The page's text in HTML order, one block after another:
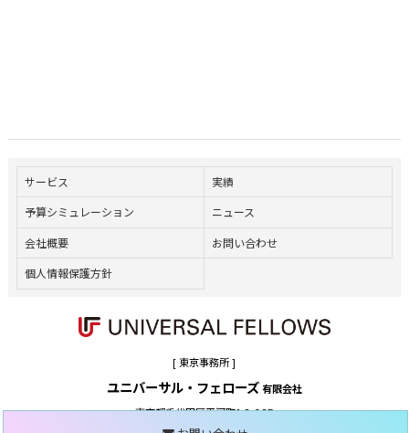
サービス
実績
予算シミュレーション
ニュース
会社概要
お問い合わせ
個人情報保護方針
[ 東京事務所 ]
ユニバーサル・フェローズ有限会社
東京都千代田区平河町1-3-6 3F
TEL.03-6272-5125 / FAX. 03-6272-6470